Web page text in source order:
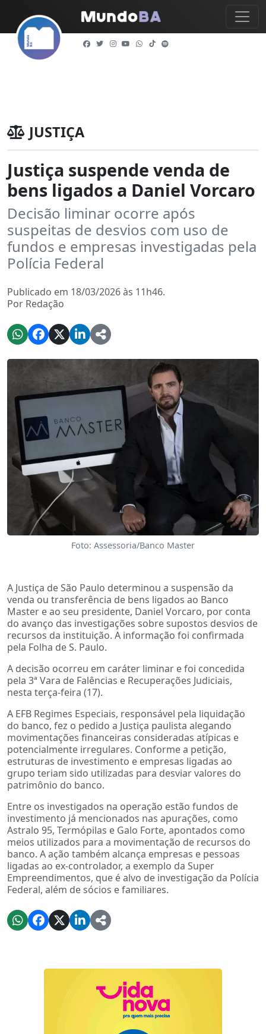
JUSTIÇA
Justiça suspende venda de
bens ligados a Daniel Vorcaro
Decisão liminar ocorre após
suspeitas de desvios com uso de
fundos e empresas investigadas pela
Polícia Federal
Publicado em 18/03/2026 às 11h46.
Por Redação
Foto: Assessoria/Banco Master
A Justiça de São Paulo determinou a suspensão da
venda ou transferência de bens ligados ao Banco
Master e ao seu presidente, Daniel Vorcaro, por conta
do avanço das investigações sobre supostos desvios de
recursos da instituição. A informação foi confirmada
pela Folha de S. Paulo.
A decisão ocorreu em caráter liminar e foi concedida
pela 3ª Vara de Falências e Recuperações Judiciais,
nesta terça-feira (17).
A EFB Regimes Especiais, responsável pela liquidação
do banco, fez o pedido a Justiça paulista alegando
movimentações financeiras consideradas atípicas e
potencialmente irregulares. Conforme a petição,
estruturas de investimento e empresas ligadas ao
grupo teriam sido utilizadas para desviar valores do
patrimônio do banco.
Entre os investigados na operação estão fundos de
investimento já mencionados nas apurações, como
Astralo 95, Termópilas e Galo Forte, apontados como
meios utilizados para a movimentação de recursos do
banco. A ação também alcança empresas e pessoas
ligadas ao ex-controlador, a exemplo da Super
Empreendimentos, que é alvo de investigação da Polícia
Federal, além de sócios e familiares.